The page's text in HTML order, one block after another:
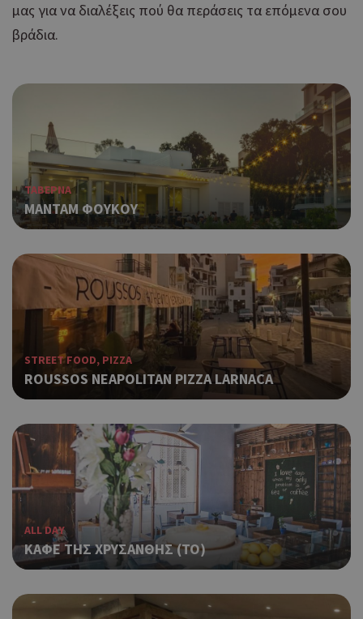
μας για να διαλέξεις πού θα περάσεις τα επόμενα σου
βράδια.
ΤΑΒΕΡΝΑ
ΜΑΝΤΑΜ ΦΟΥΚΟΥ
STREET FOOD, PIZZA
ROUSSOS NEAPOLITAN PIZZA LARNACA
ALL DAY
ΚΑΦΕ ΤΗΣ ΧΡΥΣΑΝΘΗΣ (ΤΟ)